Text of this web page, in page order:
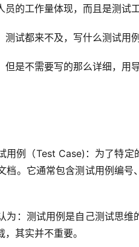
的工作量体现，而且是测试
试都来不及，写什么测试用例
是不需要写的那么详细，用
用例（Test Case)：为了特
档。它通常包含测试用例编号
为：测试用例是自己测试思
其实并不重要。